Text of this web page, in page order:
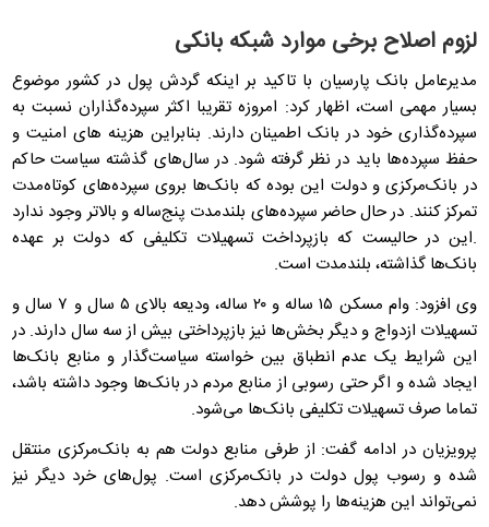
لزوم اصلاح برخی موارد شبکه بانکی
مدیرعامل بانک پارسیان با تاکید بر اینکه گردش پول در کشور موضوع
بسیار مهمی است، اظهار کرد: امروزه تقریبا اکثر سپرده‌گذاران نسبت به
سپرده‌گذاری خود در بانک اطمینان دارند. بنابراین هزینه های امنیت و
حفظ سپرده‌ها باید در نظر گرفته شود. در سال‌های گذشته سیاست حاکم
در بانک‌مرکزی و دولت این بوده که بانک‌ها بروی سپرده‌های کوتاه‌مدت
تمرکز کنند. در حال حاضر سپرده‌های بلند‌مدت پنج‌ساله و بالاتر وجود ندارد
.این در حالیست که بازپرداخت تسهیلات تکلیفی که دولت بر عهده
بانک‌ها گذاشته، بلندمدت است.
وی افزود: وام مسکن ۱۵ ساله و ۲۰ ساله، ودیعه بالای ۵ سال و ۷ سال و
تسهیلات ازدواج و دیگر بخش‌ها نیز بازپرداختی بیش از سه سال دارند. در
این شرایط یک عدم انطباق بین خواسته سیاست‌گذار و منابع بانک‌ها
ایجاد شده و اگر حتی رسوبی از منابع مردم در بانک‌ها وجود داشته باشد،
تماما صرف تسهیلات تکلیفی بانک‌ها می‌شود.
پرویزیان در ادامه گفت: از طرفی منابع دولت هم به بانک‌مرکزی منتقل
شده و رسوب پول دولت در بانک‌مرکزی است. پول‌های خرد دیگر نیز
نمی‌تواند این هزینه‌ها را پوشش دهد.